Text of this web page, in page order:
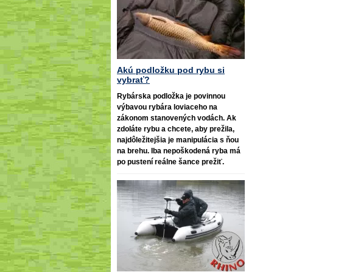
Akú podložku pod rybu si
vybrať?
Rybárska podložka je povinnou
výbavou rybára loviaceho na
zákonom stanovených vodách. Ak
zdoláte rybu a chcete, aby prežila,
najdôležitejšia je manipulácia s ňou
na brehu. Iba nepoškodená ryba má
po pustení reálne šance prežiť.